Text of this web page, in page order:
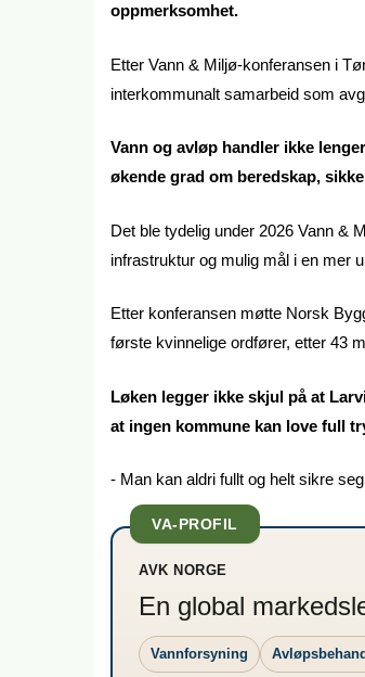
oppmerksomhet.
Etter Vann & Miljø-konferansen i
interkommunalt samarbeid som
Vann og avløp handler ikke
økende grad om beredskap,
Det ble tydelig under 2026 Vann &
infrastruktur og mulig mål i en mer
Etter konferansen møtte Norsk
første kvinnelige ordfører, etter 43
Løken legger ikke skjul på at
at ingen kommune kan love full
- Man kan aldri fullt og helt sikre
VA-PROFIL
AVK NORGE
En global
Vannforsyning